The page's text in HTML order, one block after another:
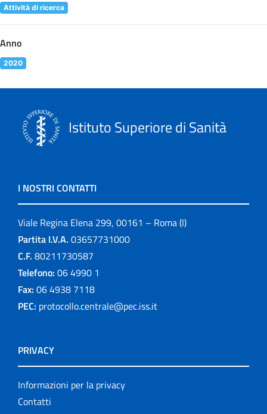
Attività di ricerca
Anno
2020
Istituto Superiore di Sanità
I NOSTRI CONTATTI
Viale Regina Elena 299, 00161 – Roma (I)
Partita I.V.A. 03657731000
C.F. 80211730587
Telefono: 06 4990 1
Fax: 06 4938 7118
PEC: protocollo.centrale@pec.iss.it
PRIVACY
Informazioni per la privacy
Contatti